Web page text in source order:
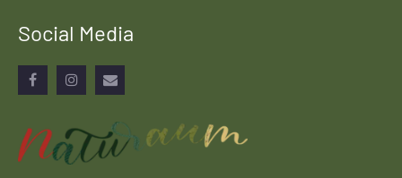
Social Media